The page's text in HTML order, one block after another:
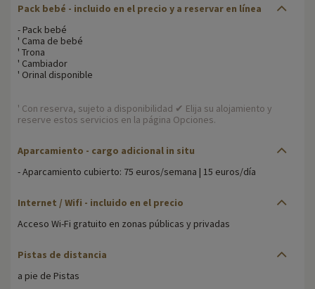
Pack bebé - incluido en el precio y a reservar en línea
- Pack bebé
' Cama de bebé
' Trona
' Cambiador
' Orinal disponible
' Con reserva, sujeto a disponibilidad ✔ Elija su alojamiento y
reserve estos servicios en la página Opciones.
Aparcamiento - cargo adicional in situ
- Aparcamiento cubierto: 75 euros/semana | 15 euros/día
Internet / Wifi - incluido en el precio
Acceso Wi-Fi gratuito en zonas públicas y privadas
Pistas de distancia
a pie de Pistas